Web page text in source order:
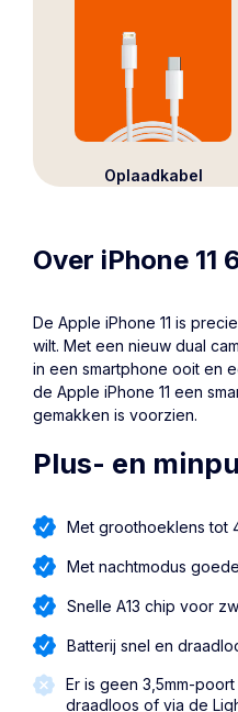
Oplaadkabel
Over iPhone 11
De Apple iPhone 11 is
wilt. Met een nieuw dual
in een smartphone ooit en
de Apple iPhone 11 een
gemakken is voorzien.
Plus- en
Met groothoeklens tot
Met nachtmodus
Snelle A13 chip voor
Batterij snel en
Er is geen 3,5mm-
draadloos of via de